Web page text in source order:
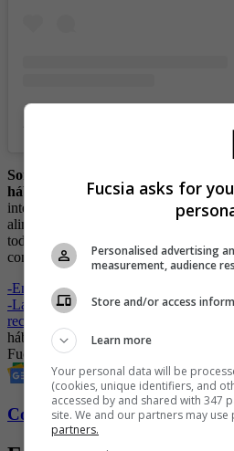
Somos Claudia y Camila Torres y
hábitos.
Nuestra misión es que las
integral. Enseñamos a las personas a
alimentación saludable de una manera
toda la vida, por medio de espacios
conferencias, charlas e infoproductos
-Ensúciate para sanar: la revolución del
-Las proteínas y la salud femenina: su
recomendaciones para las mujeres
hábitos saludablesSaludNaturaleza
Fucsia
Productos de aseo
Conozca más de Fucsia aquí
Fucsia asks for
Personalised advertising
measurement, audience
Store and/or access
Learn more
Your personal data will be
(cookies, unique identifiers, and
accessed by and shared with 347
site. We and our partners may
partners.